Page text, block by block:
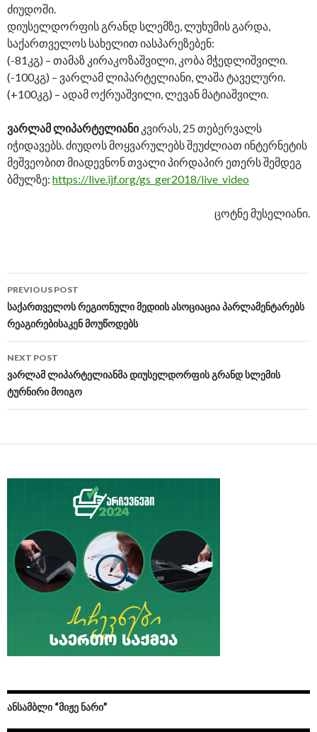
ძიუდოში.
დიუსელდორფის გრანდ სლემზე, ლუხუმის გარდა,
საქართველოს სახელით იასპარეზებენ:
(-81კგ) – თამაზ კირაკოზაშვილი, კობა მჭედლიშვილი.
(-100კგ) – ვარლამ ლიპარტელიანი, ლაშა ტაველური.
(+100კგ) – ადამ ოქრუაშვილი, ლევან მატიაშვილი.
ვარლამ ლიპარტელიანიკვირას, 25 თებერვალს
იჭიდავებს. ძიუდოს მოყვარულებს შეუძლიათ ინტერნეტის
მეშვეობით მიადევნონ თვალი პირდაპირ ეთერს შემდეგ
ბმულზე: https://live.ijf.org/gs_ger2018/live_video
ცოტნე მუსელიანი.
Post
navigation
PREVIOUS POST
საქართველოს რეგიონული მედიის ასოციაცია პარლამენტარებს
რეაგირებისაკენ მოუწოდებს
NEXT POST
ვარლამ ლიპარტელიანმა დიუსელდორფის გრანდ სლემის
ტურნირი მოიგო
ᲐᲜᲡᲐᲛᲑᲚᲘ “ᲛᲘᲟᲔ ᲜᲐᲠᲘ”